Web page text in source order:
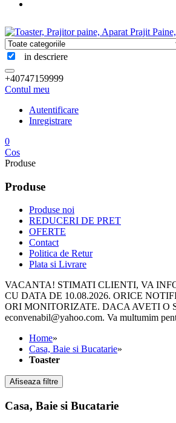
in descriere
+40747159999
Contul meu
Autentificare
Inregistrare
0
Cos
Produse
Produse
Produse noi
REDUCERI DE PRET
OFERTE
Contact
Politica de Retur
Plata si Livrare
VACANTA! STIMATI CLIENTI, VA
CU DATA DE 10.08.2026. ORICE
ORI MONITORIZATE. DACA AVETI O
econvenabil@yahoo.com. Va multumim
Home»
Casa, Baie si Bucatarie»
Toaster
Afiseaza filtre
Casa, Baie si Bucatarie